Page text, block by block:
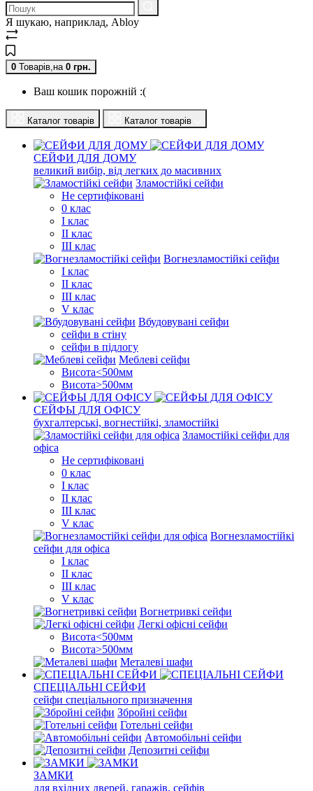
Я шукаю, наприклад, Abloy
0 Товарів,на 0 грн.
Ваш кошик порожній :(
Каталог товарів Каталог товарів
СЕЙФИ ДЛЯ ДОМУ
великий вибір, від легких до масивних
Зламостійкі сейфи
Не сертифіковані
0 клас
I клас
II клас
III клас
Вогнезламостійкі сейфи
I клас
II клас
III клас
V клас
Вбудовувані сейфи
сейфи в стіну
сейфи в підлогу
Меблеві сейфи
Висота<500мм
Висота>500мм
СЕЙФЫ ДЛЯ ОФІСУ
бухгалтерські, вогнестійкі, зламостійкі
Зламостійкі сейфи для
офіса
Не сертифіковані
0 клас
I клас
II клас
III клас
V клас
Вогнезламостійкі
сейфи для офіса
I клас
II клас
III клас
V клас
Вогнетривкі сейфи
Легкі офісні сейфи
Висота<500мм
Висота>500мм
Металеві шафи
СПЕЦІАЛЬНІ СЕЙФИ
сейфи спеціального призначення
Збройні сейфи
Готельні сейфи
Автомобільні сейфи
Депозитні сейфи
ЗАМКИ
для вхідних дверей, гаражів, сейфів